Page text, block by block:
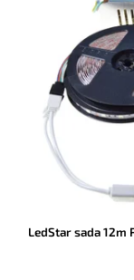
LedStar sada 12m